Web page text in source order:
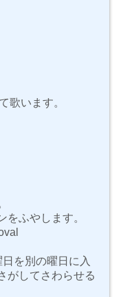
歌います。
をふやします。
を別の曜日に入
がしてさわらせる